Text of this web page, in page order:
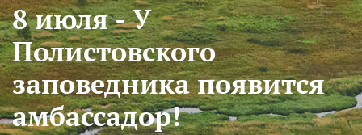
8 июля - У
Полистовского
заповедника появится
амбассадор!